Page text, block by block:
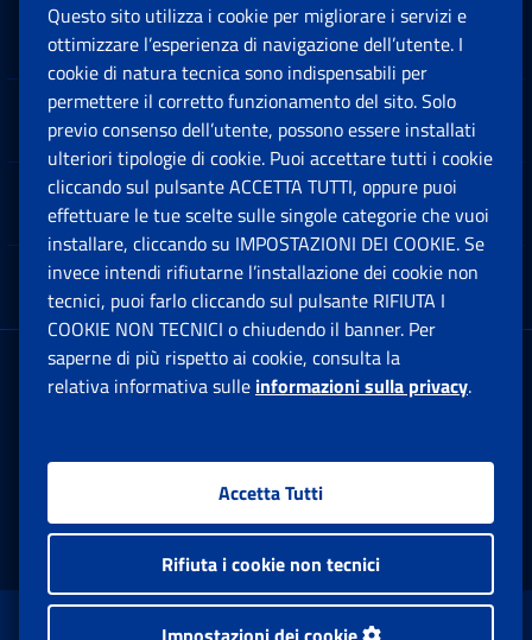
Sedi e Contatti
Software
Note Legali
App mobile
Sede Legale : Via Ciro il Grande, 21
00144 Roma
Facebook: Apre una nuova finestra
Twitter: Apre una nuova finestra
Whatsapp: Apre una nuova
Youtube: Apre una
Instagram:
www.inps.gov.it © 1997-2026
Questo sito utilizza i cookie per migliorare i servizi e
ottimizzare l’esperienza di navigazione dell’utente. I
cookie di natura tecnica sono indispensabili per
permettere il corretto funzionamento del sito. Solo
previo consenso dell’utente, possono essere installati
ulteriori tipologie di cookie. Puoi accettare tutti i cookie
cliccando sul pulsante ACCETTA TUTTI, oppure puoi
effettuare le tue scelte sulle singole categorie che vuoi
installare, cliccando su IMPOSTAZIONI DEI COOKIE. Se
invece intendi rifiutarne l’installazione dei cookie non
tecnici, puoi farlo cliccando sul pulsante RIFIUTA I
COOKIE NON TECNICI o chiudendo il banner. Per
saperne di più rispetto ai cookie, consulta la
relativa informativa sulle informazioni sulla privacy.
Accetta Tutti
Rifiuta i cookie non tecnici